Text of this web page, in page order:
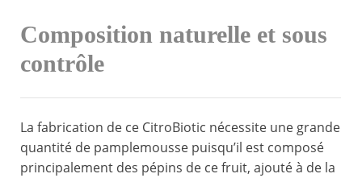
Composition naturelle et sous
contrôle
La fabrication de ce CitroBiotic nécessite une grande
quantité de pamplemousse puisqu’il est composé
principalement des pépins de ce fruit, ajouté à de la